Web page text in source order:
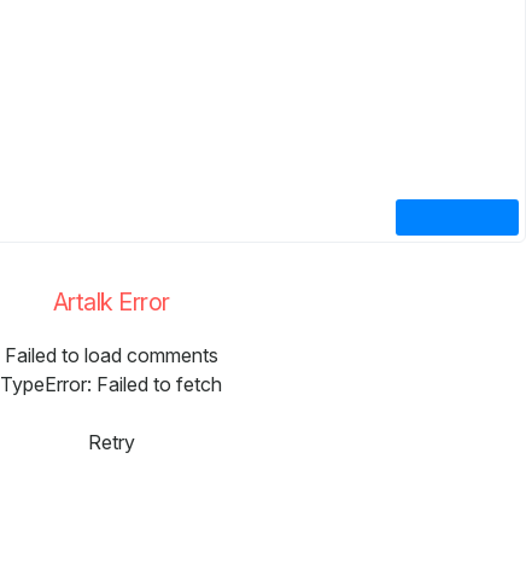
Artalk Error
Failed to load comments
TypeError: Failed to fetch
Retry